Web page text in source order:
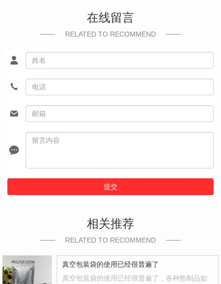
在线留言
RELATED TO RECOMMEND
提交
相关推荐
RELATED TO RECOMMEND
真空包装袋的使用已经很普遍了
真空包装袋的使用已经很普遍了，各种熟制品如